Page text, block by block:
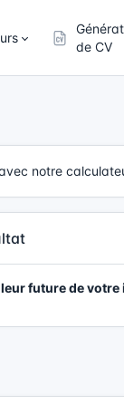
de CV
notre
future de votre